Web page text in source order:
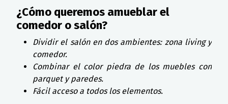
¿Cómo queremos amueblar el
comedor o salón?
Dividir el salón en dos ambientes: zona living y
comedor.
Combinar el color piedra de los muebles con
parquet y paredes.
Fácil acceso a todos los elementos.